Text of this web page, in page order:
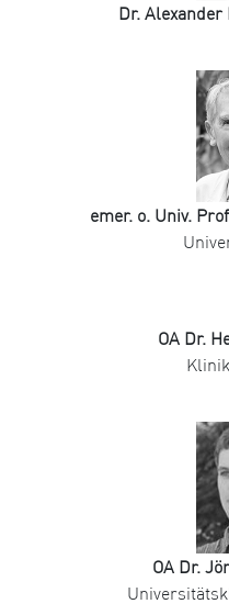
Dr.
emer. o. Univ.
OA Dr.
OA Dr.